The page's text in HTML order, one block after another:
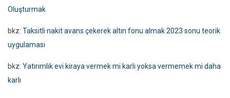
Oluşturmak
bkz: Taksitli nakit avans çekerek altın fonu almak 2023 sonu teorik
uygulaması
bkz: Yatırımlık evi kiraya vermek mi karlı yoksa vermemek mi daha
karlı